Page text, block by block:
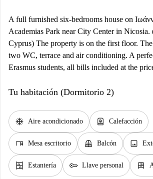
A full furnished six-bedrooms house on
Academias Park near City Center in
Cyprus) The property is on the first floor.
two WC, terrace and air conditioning. A
Erasmus students, all bills included at the
Tu habitación (Dormitorio 2)
ac_unit Aire acondicionado water_heater Calefacción
desk Mesa escritorio balcony Balcón image
shelves Estantería key Llave personal dresser